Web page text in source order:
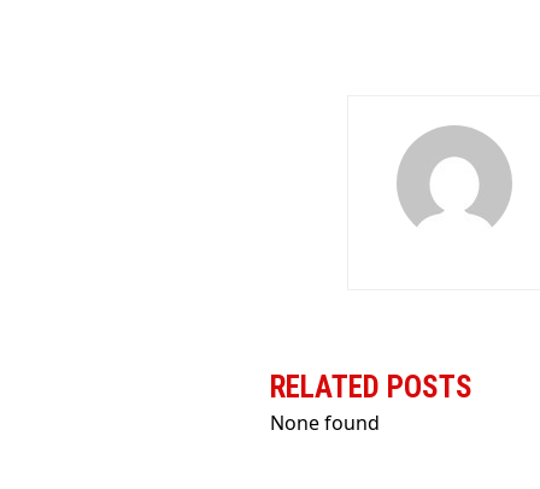
RELATED POSTS
None found